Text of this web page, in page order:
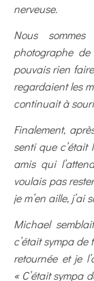
nerveuse.
Nous
photographe
pouvais rien
regardaient les
continuait à
Finalement,
senti que c’était
amis qui
voulais pas
je m’en aille,
Michael
c’était sympa
retournée et je
« C’était sympa